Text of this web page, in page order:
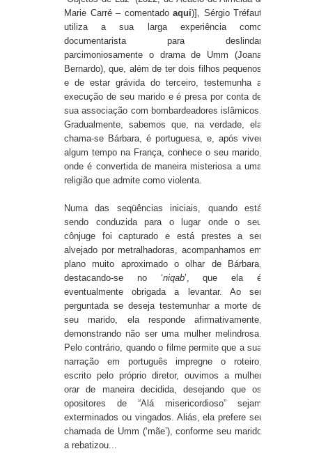
Marie Carré – comentado aqui)], Sérgio Tréfaut
utiliza a sua larga experiência como
documentarista para deslindar
parcimoniosamente o drama de Umm (Joana
Bernardo), que, além de ter dois filhos pequenos
e de estar grávida do terceiro, testemunha a
execução de seu marido e é presa por conta de
sua associação com bombardeadores islâmicos.
Gradualmente, sabemos que, na verdade, ela
chama-se Bárbara, é portuguesa, e, após viver
algum tempo na França, conhece o seu marido,
onde é convertida de maneira misteriosa a uma
religião que admite como violenta.
Numa das seqüências iniciais, quando está
sendo conduzida para o lugar onde o seu
cônjuge foi capturado e está prestes a ser
alvejado por metralhadoras, acompanhamos em
plano muito aproximado o olhar de Bárbara,
destacando-se no ‘niqab’, que ela é
eventualmente obrigada a levantar. Ao ser
perguntada se deseja testemunhar a morte de
seu marido, ela responde afirmativamente,
demonstrando não ser uma mulher melindrosa.
Pelo contrário, quando o filme permite que a sua
narração em português impregne o roteiro,
escrito pelo próprio diretor, ouvimos a mulher
orar de maneira decidida, desejando que os
opositores de “Alá misericordioso” sejam
exterminados ou vingados. Aliás, ela prefere ser
chamada de Umm (‘mãe’), conforme seu marido
a rebatizou...